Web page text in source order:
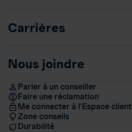
Carrières
Nous joindre
Parler à un conseiller
Faire une réclamation
Me connecter à l’Espace client
Zone conseils
Durabilité